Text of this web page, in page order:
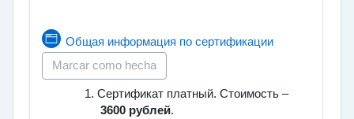
Общая информация по сертификации
Marcar como hecha
Сертификат платный. Стоимость –
3600 рублей.